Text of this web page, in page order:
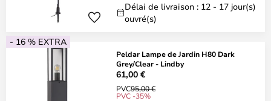
Délai de livraison : 12 - 17 jour(s)
ouvré(s)
- 16 % EXTRA
Peldar Lampe de Jardin H80 Dark
Grey/Clear - Lindby
61,00 €
PVC95,00 €
PVC -35%